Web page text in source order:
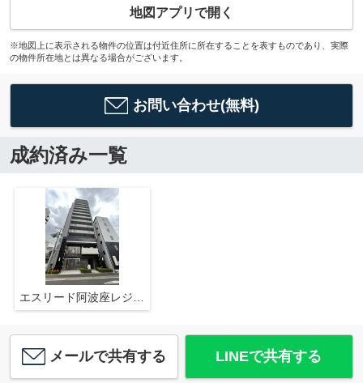
地図アプリで開く
※地図上に表示される物件の位置は付近住所に所在することを表すものであり、実際
の物件所在地とは異なる場合がございます。
お問い合わせ(無料)
成約済み一覧
エスリード阿波座レジデンス
メールで共有する LINEで共有する